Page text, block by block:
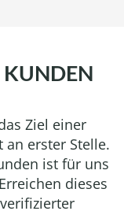
KUNDEN
Ziel einer
erster Stelle.
ist für uns
dieses